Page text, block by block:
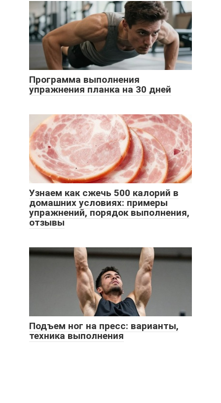
Программа выполнения
упражнения планка на 30 дней
Узнаем как сжечь 500 калорий в
домашних условиях: примеры
упражнений, порядок выполнения,
отзывы
Подъем ног на пресс: варианты,
техника выполнения